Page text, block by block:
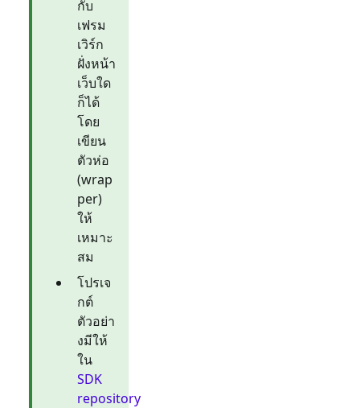
กับ
เฟรม
เวิร์ก
ฝั่งหน้า
เว็บใด
ก็ได้
โดย
เขียน
ตัวห่อ
(wrap
per)
ให้
เหมาะ
สม
โปรเจ
กต์
ตัวอย่า
งมีให้
ใน
SDK
repository